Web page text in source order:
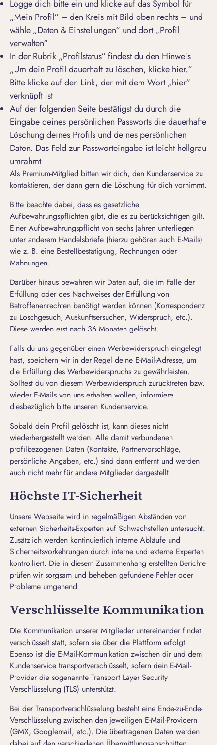
Logge dich bitte ein und klicke auf das Symbol für
„Mein Profil“ – den Kreis mit Bild oben rechts – und
wähle „Daten & Einstellungen“ und dort „Profil
verwalten“
In der Rubrik „Profilstatus“ findest du den Hinweis
„Um dein Profil dauerhaft zu löschen, klicke hier.“
Bitte klicke auf den Link, der mit dem Wort „hier“
verknüpft ist
Auf der folgenden Seite bestätigst du durch die
Eingabe deines persönlichen Passworts die dauerhafte
Löschung deines Profils und deines persönlichen
Daten. Das Feld zur Passworteingabe ist leicht hellgrau
umrahmt
Als Premium-Mitglied bitten wir dich, den Kundenservice zu
kontaktieren, der dann gern die Löschung für dich vornimmt.
Bitte beachte dabei, dass es gesetzliche
Aufbewahrungspflichten gibt, die es zu berücksichtigen gilt.
Einer Aufbewahrungspflicht von sechs Jahren unterliegen
unter anderem Handelsbriefe (hierzu gehören auch E-Mails)
wie z. B. eine Bestellbestätigung, Rechnungen oder
Mahnungen.
Darüber hinaus bewahren wir Daten auf, die im Falle der
Erfüllung oder des Nachweises der Erfüllung von
Betroffenenrechten benötigt werden können (Korrespondenz
zu Löschgesuch, Auskunftsersuchen, Widerspruch, etc.).
Diese werden erst nach 36 Monaten gelöscht.
Falls du uns gegenüber einen Werbewiderspruch eingelegt
hast, speichern wir in der Regel deine E-Mail-Adresse, um
die Erfüllung des Werbewiderspruchs zu gewährleisten.
Solltest du von diesem Werbewiderspruch zurücktreten bzw.
wieder E-Mails von uns erhalten wollen, informiere
diesbezüglich bitte unseren Kundenservice.
Sobald dein Profil gelöscht ist, kann dieses nicht
wiederhergestellt werden. Alle damit verbundenen
profilbezogenen Daten (Kontakte, Partnervorschläge,
persönliche Angaben, etc.) sind dann entfernt und werden
auch nicht mehr für andere Mitglieder dargestellt.
Höchste IT-Sicherheit
Unsere Webseite wird in regelmäßigen Abständen von
externen Sicherheits-Experten auf Schwachstellen untersucht.
Zusätzlich werden kontinuierlich interne Abläufe und
Sicherheitsvorkehrungen durch interne und externe Experten
kontrolliert. Die in diesem Zusammenhang erstellten Berichte
prüfen wir sorgsam und beheben gefundene Fehler oder
Probleme umgehend.
Verschlüsselte Kommunikation
Die Kommunikation unserer Mitglieder untereinander findet
verschlüsselt statt, sofern sie über die Plattform erfolgt.
Ebenso ist die E-Mail-Kommunikation zwischen dir und dem
Kundenservice transportverschlüsselt, sofern dein E-Mail-
Provider die sogenannte Transport Layer Security
Verschlüsselung (TLS) unterstützt.
Bei der Transportverschlüsselung besteht eine Ende-zu-Ende-
Verschlüsselung zwischen den jeweiligen E-Mail-Providern
(GMX, Googlemail, etc.). Die übertragenen Daten werden